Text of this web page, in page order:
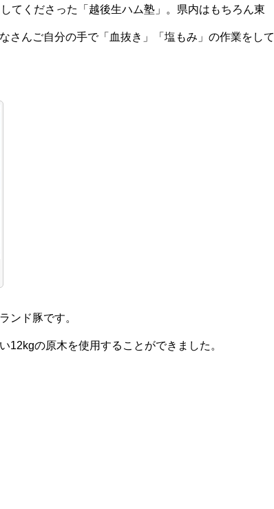
てくださった「越後生ハム塾」。県内はもちろん東
さんご自分の手で「血抜き」「塩もみ」の作業をして
ンド豚です。
12kgの原木を使用することができました。